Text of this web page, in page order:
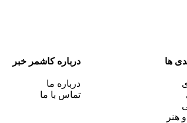
ها
هنر
درباره کاشمر خبر
درباره ما
تماس با ما